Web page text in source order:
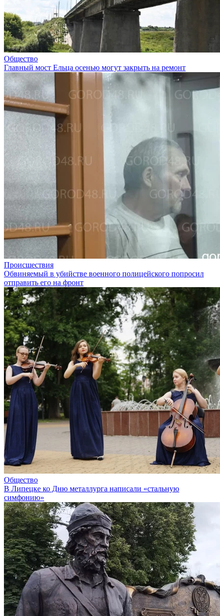
Общество
Главный мост Ельца осенью могут закрыть на ремонт
Происшествия
Обвиняемый в убийстве военного полицейского попросил
отправить его на фронт
Общество
В Липецке ко Дню металлурга написали «стальную
симфонию»